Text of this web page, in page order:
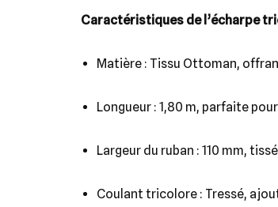
Caractéristiques de l’écharpe
Matière : Tissu Ottoman,
Longueur : 1,80 m, parfaite
Largeur du ruban : 110 mm,
Coulant tricolore : Tressé,